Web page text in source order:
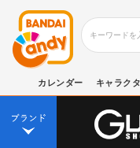
カレンダー キャラク